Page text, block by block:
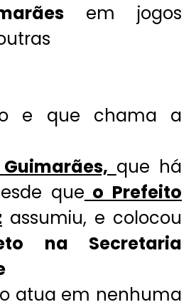
em jogos
e que chama a
que há
que o Prefeito
assumiu, e colocou
na Secretaria
atua em nenhuma